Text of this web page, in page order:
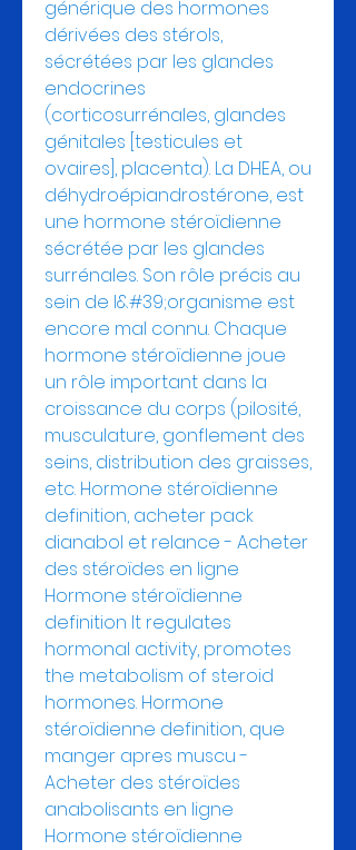
générique des hormones
dérivées des stérols,
sécrétées par les glandes
endocrines
(corticosurrénales, glandes
génitales [testicules et
ovaires], placenta). La DHEA, ou
déhydroépiandrostérone, est
une hormone stéroïdienne
sécrétée par les glandes
surrénales. Son rôle précis au
sein de l&#39;organisme est
encore mal connu. Chaque
hormone stéroïdienne joue
un rôle important dans la
croissance du corps (pilosité,
musculature, gonflement des
seins, distribution des graisses,
etc. Hormone stéroïdienne
definition, acheter pack
dianabol et relance - Acheter
des stéroïdes en ligne
Hormone stéroïdienne
definition It regulates
hormonal activity, promotes
the metabolism of steroid
hormones. Hormone
stéroïdienne definition, que
manger apres muscu -
Acheter des stéroïdes
anabolisants en ligne
Hormone stéroïdienne